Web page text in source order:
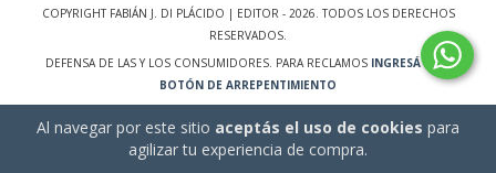
Al navegar por este sitio aceptás el uso de cookies para
agilizar tu experiencia de compra.
COPYRIGHT FABIÁN J. DI PLÁCIDO | EDITOR - 2026. TODOS LOS DERECHOS
RESERVADOS.
DEFENSA DE LAS Y LOS CONSUMIDORES. PARA RECLAMOS INGRESÁ ACÁ.
BOTÓN DE ARREPENTIMIENTO